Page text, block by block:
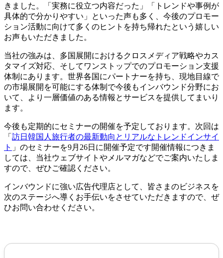
きました。「実務に役立つ内容だった」「トレンドや事例が
具体的で分かりやすい」といった声も多く、今後のプロモー
ション活動に向けて多くのヒントを持ち帰れたという嬉しい
お声もいただきました。
当社の強みは、多国展開におけるクロスメディア戦略やカス
タマイズ対応、そしてワンストップでのプロモーション支援
体制にあります。世界各国にパートナーを持ち、現地目線で
の市場展開を可能にする体制で今後もインバウンド分野にお
いて、より一層価値のある情報とサービスを提供してまいり
ます。
今後も定期的にセミナーの開催を予定しております。次回は
「 訪日韓国人旅行者の最新動向とリアルなトレンドインサイ
ト 」のセミナーを9月26日に開催予定です開催情報につきま
しては、当社ウェブサイトやメルマガなどでご案内いたしま
すので、ぜひご確認ください。
インバウンドに強い広告代理店として、皆さまのビジネスを
次のステージへ導くお手伝いをさせていただきますので、ぜ
ひお問い合わせください。